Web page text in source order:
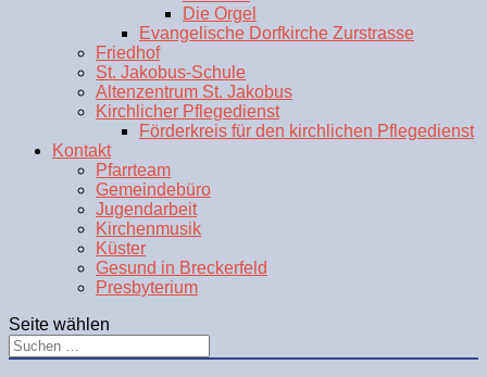
Die Orgel
Evangelische Dorfkirche Zurstrasse
Friedhof
St. Jakobus-Schule
Altenzentrum St. Jakobus
Kirchlicher Pflegedienst
Förderkreis für den kirchlichen Pflegedienst
Kontakt
Pfarrteam
Gemeindebüro
Jugendarbeit
Kirchenmusik
Küster
Gesund in Breckerfeld
Presbyterium
Seite wählen